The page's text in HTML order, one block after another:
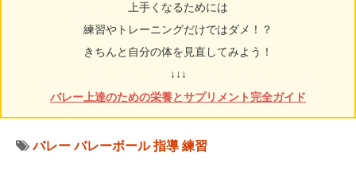
上手くなるためには
練習やトレーニングだけではダメ！？
きちんと自分の体を見直してみよう！
↓↓↓
バレー上達のための栄養とサプリメント完全ガイド
バレー バレーボール 指導 練習